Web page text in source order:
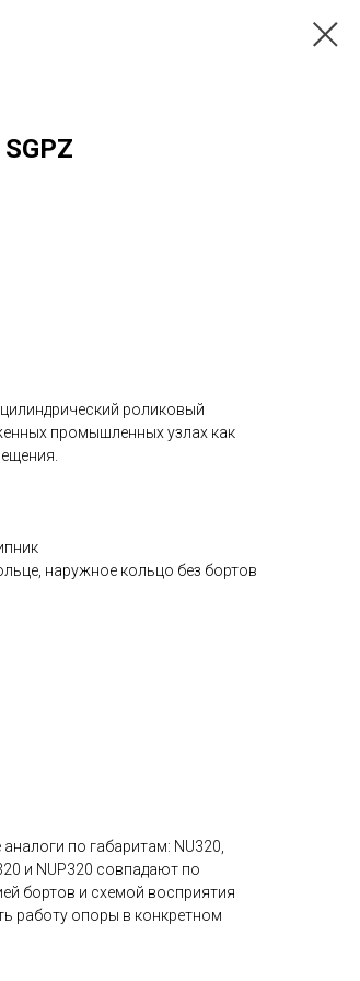
роликовый
промышленных узлах как
наружное кольцо без бортов
по габаритам: NU320,
и NUP320 совпадают по
бортов и схемой восприятия
работу опоры в конкретном